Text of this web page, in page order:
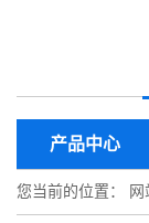
产品中心
您当前的位置： 网